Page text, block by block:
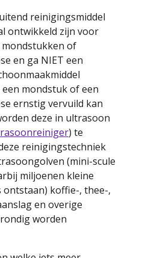
reinigingsmiddel
ontwikkeld zijn voor
of
en ga NIET een
mondstuk of een
ernstig vervuild kan
deze in ultrasoon
) te
reinigingstechniek
(mini-scule
miljoenen kleine
ontstaan) koffie-, thee-,
en overige
worden